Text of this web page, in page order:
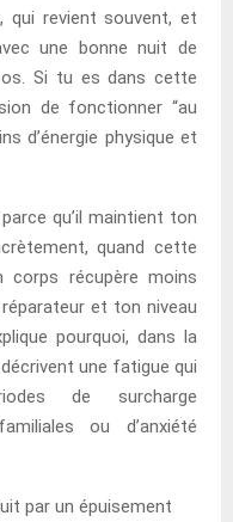
qui revient souvent, et
une bonne nuit de
Si tu es dans cette
de fonctionner “au
d’énergie physique et
qu’il maintient ton
quand cette
récupère moins
et ton niveau
pourquoi, dans la
une fatigue qui
de surcharge
ou d’anxiété
par un épuisement